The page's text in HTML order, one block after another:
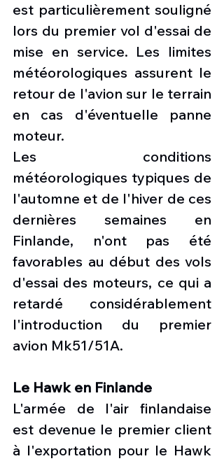
est particulièrement souligné
lors du premier vol d'essai de
mise en service. Les limites
météorologiques assurent le
retour de l'avion sur le terrain
en cas d'éventuelle panne
moteur.
Les conditions
météorologiques typiques de
l'automne et de l'hiver de ces
dernières semaines en
Finlande, n'ont pas été
favorables au début des vols
d'essai des moteurs, ce qui a
retardé considérablement
l'introduction du premier
avion Mk51/51A.
Le Hawk en Finlande
L'armée de l'air finlandaise
est devenue le premier client
à l'exportation pour le Hawk